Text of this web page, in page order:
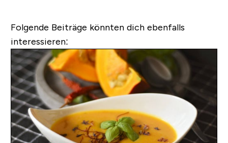
Folgende Beiträge könnten dich ebenfalls
interessieren: